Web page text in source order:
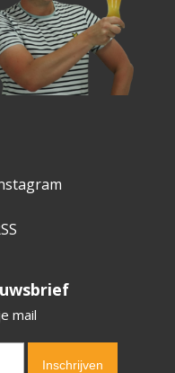
mail